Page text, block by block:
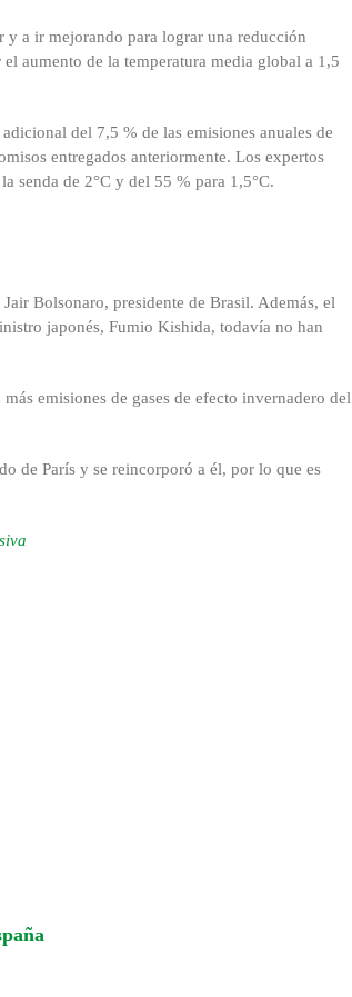
y a ir mejorando para lograr una reducción
aumento de la temperatura media global a 1,5
del 7,5 % de las emisiones anuales de
entregados anteriormente. Los expertos
senda de 2°C y del 55 % para 1,5°C.
Bolsonaro, presidente de Brasil. Además, el
japonés, Fumio Kishida, todavía no han
emisiones de gases de efecto invernadero del
de París y se reincorporó a él, por lo que es